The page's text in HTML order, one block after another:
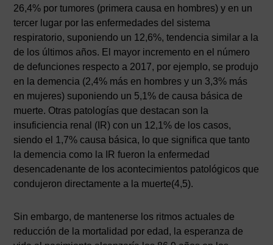
26,4% por tumores (primera causa en hombres) y en un
tercer lugar por las enfermedades del sistema
respiratorio, suponiendo un 12,6%, tendencia similar a la
de los últimos años. El mayor incremento en el número
de defunciones respecto a 2017, por ejemplo, se produjo
en la demencia (2,4% más en hombres y un 3,3% más
en mujeres) suponiendo un 5,1% de causa básica de
muerte. Otras patologías que destacan son la
insuficiencia renal (IR) con un 12,1% de los casos,
siendo el 1,7% causa básica, lo que significa que tanto
la demencia como la IR fueron la enfermedad
desencadenante de los acontecimientos patológicos que
condujeron directamente a la muerte(4,5).
Sin embargo, de mantenerse los ritmos actuales de
reducción de la mortalidad por edad, la esperanza de